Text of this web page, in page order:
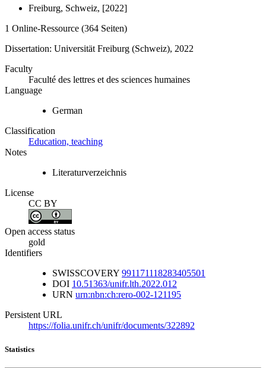
Freiburg, Schweiz, [2022]
1 Online-Ressource (364 Seiten)
Dissertation: Universität Freiburg (Schweiz), 2022
Faculty
Faculté des lettres et des sciences humaines
Language
German
Classification
Education, teaching
Notes
Literaturverzeichnis
License
CC BY
Open access status
gold
Identifiers
SWISSCOVERY 991171118283405501
DOI 10.51363/unifr.lth.2022.012
URN urn:nbn:ch:rero-002-121195
Persistent URL
https://folia.unifr.ch/unifr/documents/322892
Statistics